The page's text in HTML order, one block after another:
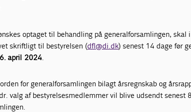
optaget til behandling på generalforsamlingen,
skriftligt til bestyrelsen (dfl@di.dk) senest 14 dage før
april 2024
for generalforsamlingen bilagt årsregnskab og
valg af bestyrelsesmedlemmer vil blive udsendt senest